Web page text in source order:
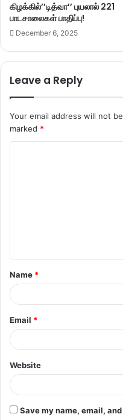
கிழக்கில்’’டித்வா’’ புயலால் 221
பாடசாலைகள் பாதிப்பு!
December 6, 2025
Leave a Reply
Your email address will not
marked *
t
*
Name *
Email *
Website
Save my name, email,